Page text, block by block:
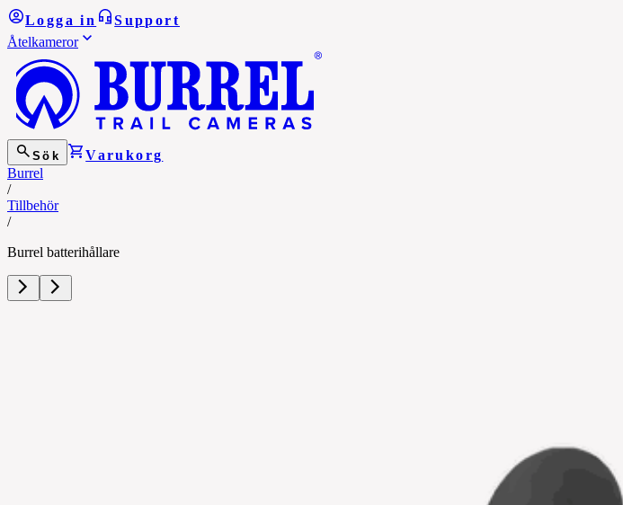
Logga in
Support
Åtelkameror
Sök
Varukorg
Burrel
/
Tillbehör
/
Burrel batterihållare